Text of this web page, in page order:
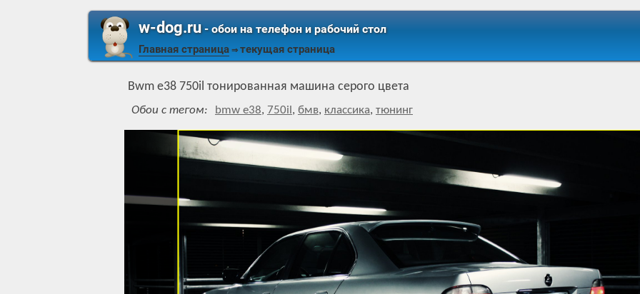
w-dog.ru- обои на телефон и рабочий стол
Главная страница ⇒ текущая страница
Bwm e38 750il тонированная машина серого цвета
Обои с тегом: bmw e38, 750il , бмв, классика, тюнинг